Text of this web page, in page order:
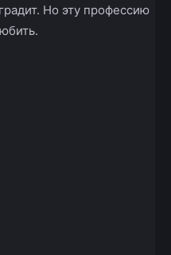
Но эту профессию